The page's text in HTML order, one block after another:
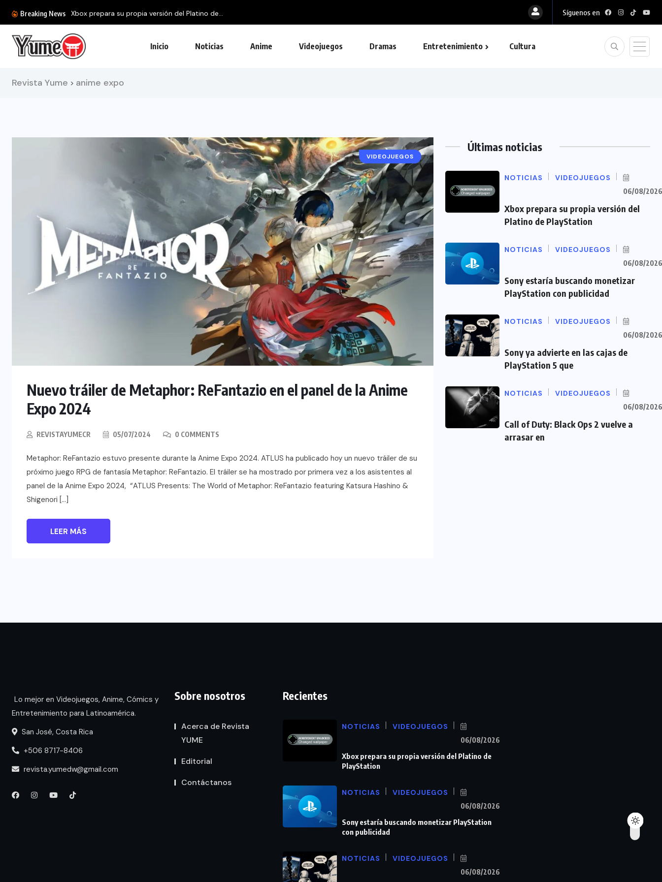
Breaking News Xbox prepara su propia versión del Platino de... Síguenos en
Inicio Noticias Anime Videojuegos Dramas Entretenimiento Cultura
Revista Yume > anime expo
NOTICIAS
VIDEOJUEGOS
Nuevo tráiler de Metaphor: ReFantazio en el panel de la Anime
Expo 2024
REVISTAYUMECR 05/07/2024 0 COMMENTS
Metaphor: ReFantazio estuvo presente durante la Anime Expo 2024. ATLUS ha publicado hoy un nuevo tráiler de su
próximo juego RPG de fantasía Metaphor: ReFantazio. El tráiler se ha mostrado por primera vez a los asistentes al
panel de la Anime Expo 2024, “ATLUS Presents: The World of Metaphor: ReFantazio featuring Katsura Hashino &
Shigenori […]
LEER MÁS
Últimas noticias
NOTICIAS VIDEOJUEGOS
06/08/2026
Xbox prepara su propia versión del
Platino de PlayStation
NOTICIAS VIDEOJUEGOS
06/08/2026
Sony estaría buscando monetizar
PlayStation con publicidad
NOTICIAS VIDEOJUEGOS
06/08/2026
Sony ya advierte en las cajas de
PlayStation 5 que
NOTICIAS VIDEOJUEGOS
06/08/2026
Call of Duty: Black Ops 2 vuelve a
arrasar en
Lo mejor en Videojuegos, Anime, Cómics y
Entretenimiento para Latinoamérica.
San José, Costa Rica
+506 8717-8406
revista.yumedw@gmail.com
Sobre nosotros
Acerca de Revista
YUME
Editorial
Contáctanos
Recientes
NOTICIAS VIDEOJUEGOS
06/08/2026
Xbox prepara su propia versión del Platino de
PlayStation
NOTICIAS VIDEOJUEGOS
06/08/2026
Sony estaría buscando monetizar PlayStation
con publicidad
NOTICIAS VIDEOJUEGOS
06/08/2026